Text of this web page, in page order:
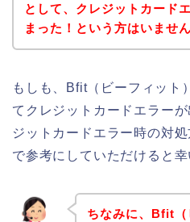
として、クレジットカード
まった！という方はいませ
もしも、Bfit（ビーフィット
てクレジットカードエラー
ジットカードエラー時の対
で参考にしていただけると幸
ちなみに、Bfit（